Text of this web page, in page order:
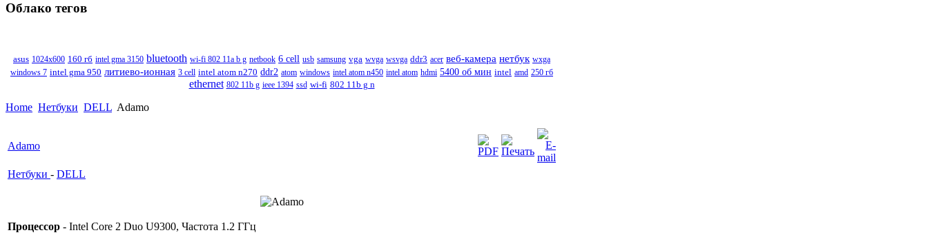
Облако тегов
asus 1024x600 160 гб intel gma 3150 bluetooth wi-fi 802 11a b g netbook 6 cell usb samsung vga wvga wsvga ddr3 acer веб-камера нетбук wxga
windows 7 intel gma 950 литиево-ионная 3 cell intel atom n270 ddr2 atom windows intel atom n450 intel atom hdmi 5400 об мин intel amd 250 гб
ethernet 802 11b g ieee 1394 ssd wi-fi 802 11b g n
Home Нетбуки DELL Adamo
Adamo
Нетбуки - DELL
Процессор - Intel Core 2 Duo U9300, Частота 1.2 ГГц